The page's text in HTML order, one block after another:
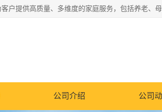
公司介绍 公司